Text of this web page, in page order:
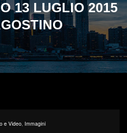
13 LUGLIO 2015
e Video, Immagini